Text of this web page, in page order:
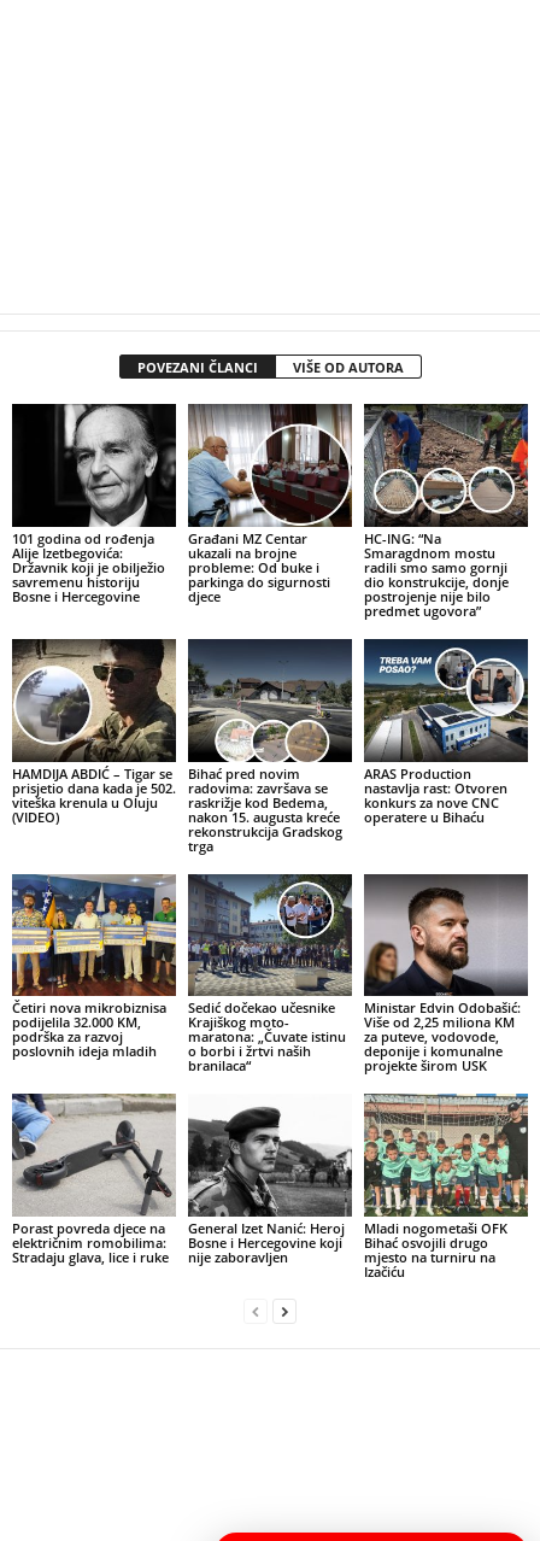
POVEZANI ČLANCI VIŠE OD AUTORA
101 godina od rođenja
Alije Izetbegovića:
Državnik koji je obilježio
savremenu historiju
Bosne i Hercegovine
Građani MZ Centar
ukazali na brojne
probleme: Od buke i
parkinga do sigurnosti
djece
HC-ING: “Na
Smaragdnom mostu
radili smo samo gornji
dio konstrukcije, donje
postrojenje nije bilo
predmet ugovora”
HAMDIJA ABDIĆ – Tigar se
prisjetio dana kada je 502.
viteška krenula u Oluju
(VIDEO)
Bihać pred novim
radovima: završava se
raskrižje kod Bedema,
nakon 15. augusta kreće
rekonstrukcija Gradskog
trga
ARAS Production
nastavlja rast: Otvoren
konkurs za nove CNC
operatere u Bihaću
Četiri nova mikrobiznisa
podijelila 32.000 KM,
podrška za razvoj
poslovnih ideja mladih
Sedić dočekao učesnike
Krajiškog moto-
maratona: „Čuvate istinu
o borbi i žrtvi naših
branilaca“
Ministar Edvin Odobašić:
Više od 2,25 miliona KM
za puteve, vodovode,
deponije i komunalne
projekte širom USK
Porast povreda djece na
električnim romobilima:
Stradaju glava, lice i ruke
General Izet Nanić: Heroj
Bosne i Hercegovine koji
nije zaboravljen
Mladi nogometaši OFK
Bihać osvojili drugo
mjesto na turniru na
Izačiću